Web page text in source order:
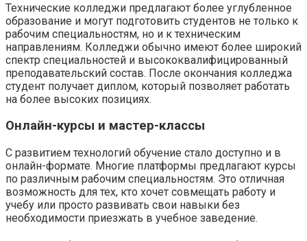
Технические колледжи предлагают более углубленное
образование и могут подготовить студентов не только к
рабочим специальностям, но и к техническим
направлениям. Колледжи обычно имеют более широкий
спектр специальностей и высококвалифицированный
преподавательский состав. После окончания колледжа
студент получает диплом, который позволяет работать
на более высоких позициях.
Онлайн-курсы и мастер-классы
С развитием технологий обучение стало доступно и в
онлайн-формате. Многие платформы предлагают курсы
по различным рабочим специальностям. Это отличная
возможность для тех, кто хочет совмещать работу и
учебу или просто развивать свои навыки без
необходимости приезжать в учебное заведение.